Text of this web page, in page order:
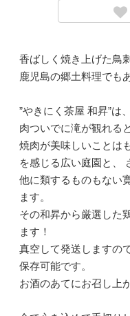
香ばしく焼き上げた鳥
鹿児島の郷土料理でも
”やきにく茶屋 和昇”は
肉ついでに滝が観れる
焼肉が美味しいことは
を感じる広い庭園と、
他に類するものもない
ます。
その和昇から厳選した
ます！
真空して発送しますの
保存可能です。
お酒のあてにお召し上